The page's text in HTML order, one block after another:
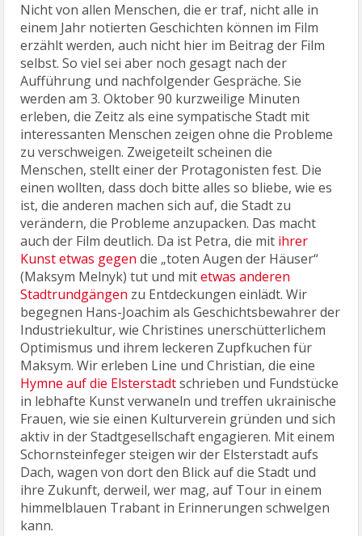
Nicht von allen Menschen, die er traf, nicht alle in
einem Jahr notierten Geschichten können im Film
erzählt werden, auch nicht hier im Beitrag der Film
selbst. So viel sei aber noch gesagt nach der
Aufführung und nachfolgender Gespräche. Sie
werden am 3. Oktober 90 kurzweilige Minuten
erleben, die Zeitz als eine sympatische Stadt mit
interessanten Menschen zeigen ohne die Probleme
zu verschweigen. Zweigeteilt scheinen die
Menschen, stellt einer der Protagonisten fest. Die
einen wollten, dass doch bitte alles so bliebe, wie es
ist, die anderen machen sich auf, die Stadt zu
verändern, die Probleme anzupacken. Das macht
auch der Film deutlich. Da ist Petra, die mit ihrer
Kunst etwas gegen die „toten Augen der Häuser“
(Maksym Melnyk) tut und mitetwas anderen
Stadtrundgängen zu Entdeckungen einlädt. Wir
begegnen Hans-Joachim als Geschichtsbewahrer der
Industriekultur, wie Christines unerschütterlichem
Optimismus und ihrem leckeren Zupfkuchen für
Maksym. Wir erleben Line und Christian, die eine
Hymne auf die Elsterstadtschrieben und Fundstücke
in lebhafte Kunst verwaneln und treffen ukrainische
Frauen, wie sie einen Kulturverein gründen und sich
aktiv in der Stadtgesellschaft engagieren. Mit einem
Schornsteinfeger steigen wir der Elsterstadt aufs
Dach, wagen von dort den Blick auf die Stadt und
ihre Zukunft, derweil, wer mag, auf Tour in einem
himmelblauen Trabant in Erinnerungen schwelgen
kann.